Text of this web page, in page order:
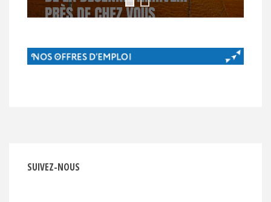
SUIVEZ-NOUS